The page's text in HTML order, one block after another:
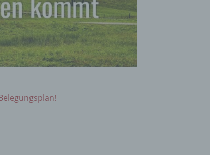
zu bewerten, insbesondere, um Aspekte bezüglich
wirtschaftlicher Lage, Gesundheit, persönlicher Vorlieben,
Verhalten, Aufenthaltsort oder Ortswechsel
Person zu analysieren oder vorherzusagen.
ist die Verarbeitung personenbezogener Daten in
welche die personenbezogenen Daten ohne